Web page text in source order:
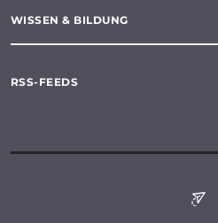
WISSEN & BILDUNG
RSS-FEEDS